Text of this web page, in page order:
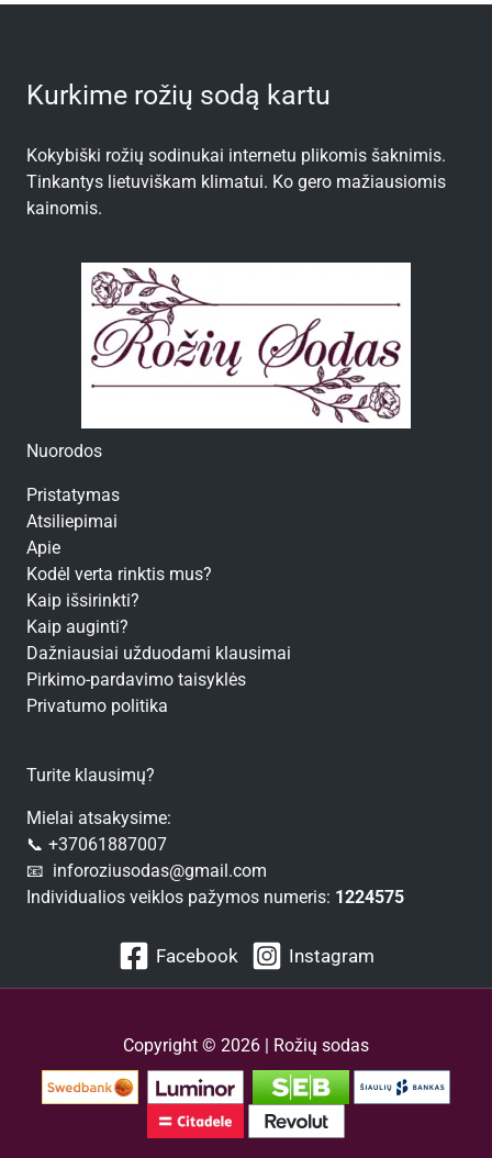
Kurkime rožių sodą kartu
Kokybiški rožių sodinukai internetu plikomis šaknimis.
Tinkantys lietuviškam klimatui. Ko gero mažiausiomis
kainomis.
Nuorodos
Pristatymas
Atsiliepimai
Apie
Kodėl verta rinktis mus?
Kaip išsirinkti?
Kaip auginti?
Dažniausiai užduodami klausimai
Pirkimo-pardavimo taisyklės
Privatumo politika
Turite klausimų?
Mielai atsakysime:
📞 +37061887007
📧 inforoziusodas@gmail.com
Individualios veiklos pažymos numeris: 1224575
Facebook Instagram
Copyright © 2026 | Rožių sodas